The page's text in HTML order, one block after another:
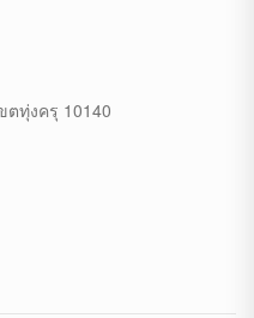
ตทุ่งครุ 10140